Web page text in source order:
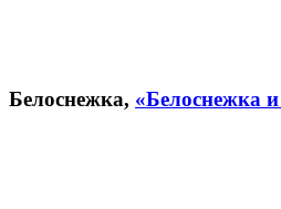
Белоснежка, «Белоснежка